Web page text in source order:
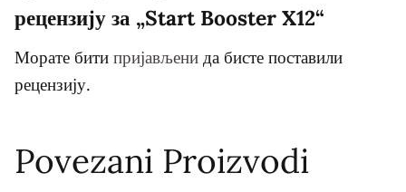
рецензију за „Start Booster X12“
Морате бити пријављени да бисте поставили
рецензију.
Povezani Proizvodi